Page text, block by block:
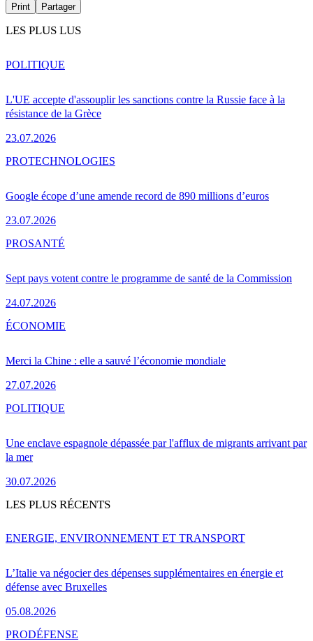
Print Partager
LES PLUS LUS
L'UE accepte d'assouplir les sanctions contre la Russie face à la
résistance de la Grèce
23.07.2026
POLITIQUE
Google écope d’une amende record de 890 millions d’euros
23.07.2026
PROTECHNOLOGIES
Sept pays votent contre le programme de santé de la Commission
24.07.2026
PROSANTÉ
Merci la Chine : elle a sauvé l’économie mondiale
27.07.2026
ÉCONOMIE
Une enclave espagnole dépassée par l'afflux de migrants arrivant par
la mer
30.07.2026
POLITIQUE
LES PLUS RÉCENTS
L’Italie va négocier des dépenses supplémentaires en énergie et
défense avec Bruxelles
05.08.2026
ENERGIE, ENVIRONNEMENT ET TRANSPORT
PRODÉFENSE